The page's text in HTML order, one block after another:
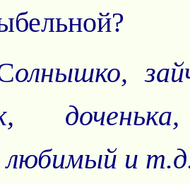
олнышко,
любимый и